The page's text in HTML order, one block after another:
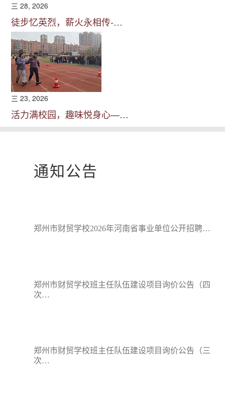
三 28, 2026
徒步忆英烈，薪火永相传-…
三 23, 2026
活力满校园，趣味悦身心—…
通知公告
郑州市财贸学校2026年河南省事业单位公开招聘…
郑州市财贸学校班主任队伍建设项目询价公告（四
次…
郑州市财贸学校班主任队伍建设项目询价公告（三
次…